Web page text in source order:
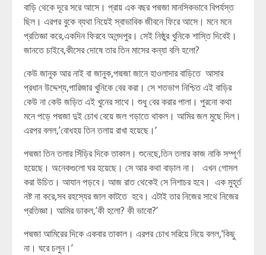
বাড়ি থেকে দূরে সরে আসে। প্রায় এক বছর পদ্মজা মানসিকভাবে বিপর্যস্ত
ছিল। এরপর বুকে ব্যথা নিয়েই স্বাভাবিক জীবনে ফিরে আসে। মনে মনে
প্রতিজ্ঞা করে,একদিন ফিরবে অলন্দপুর। সেই নিষ্ঠুর খুনিকে শাস্তি দিবেই।
জানতে চাইবে,কীসের দোষে তার তিন মাসের কন্যা বলি হলো?
কেউ জানুক আর নাই বা জানুক,পদ্মজা জানে হাওলাদার বাড়িতে আসার
প্রধান উদ্দেশ্য,পারিজার খুনিকে বের করা। সে শতভাগ নিশ্চিত এই বাড়ির
কেউ না কেউ জড়িত এই খুনের সাথে। শুধু বের করার পালা। পুরনো কথা
মনে পড়ে পদ্মজা দুই চোখ বেয়ে জল গড়াতে থাকল। আমির জল মুছে দিল।
এরপর বলল,’বোধহয় তিন তলায় রাখা হয়েছে।’
পদ্মজা তিন তলার সিঁড়ির দিকে তাকাল। শুনেছে,তিন তলার কাজ নাকি সম্পূর্ণ
হয়েছে। অনেকগুলো ঘর হয়েছে। সে আর কথা বাড়াল না। এখন গোসল
করা উচিত। আযান পড়বে। আজ রাত থেকেই সে নিশাচর হবে। এক মুহূর্ত
নষ্ট না করে,সব রহস্যের জাল কাটতে হবে। এটাই তার নিজের সাথে নিজের
প্রতিজ্ঞা। আমির ডাকল,’কী হলো? কী ভাবো?’
পদ্মজা আমিরের দিকে একবার তাকাল। এরপর চোখ সরিয়ে নিয়ে বলল,’কিছু
না। ঘরে চলুন।’